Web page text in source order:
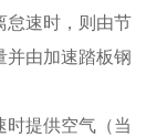
怠速时，则由节
并由加速踏板钢
时提供空气（当